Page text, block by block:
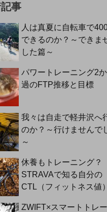
事
人は真夏に自転車で
できるのか？～できま
した篇～
パワートレーニング2
過のFTP推移と目標
我々は自走で軽井沢へ
のか？～行けませんで
～
休養もトレーニング？
STRAVAで知る自分の
CTL（フィットネス値）
ZWIFT×スマートトレ